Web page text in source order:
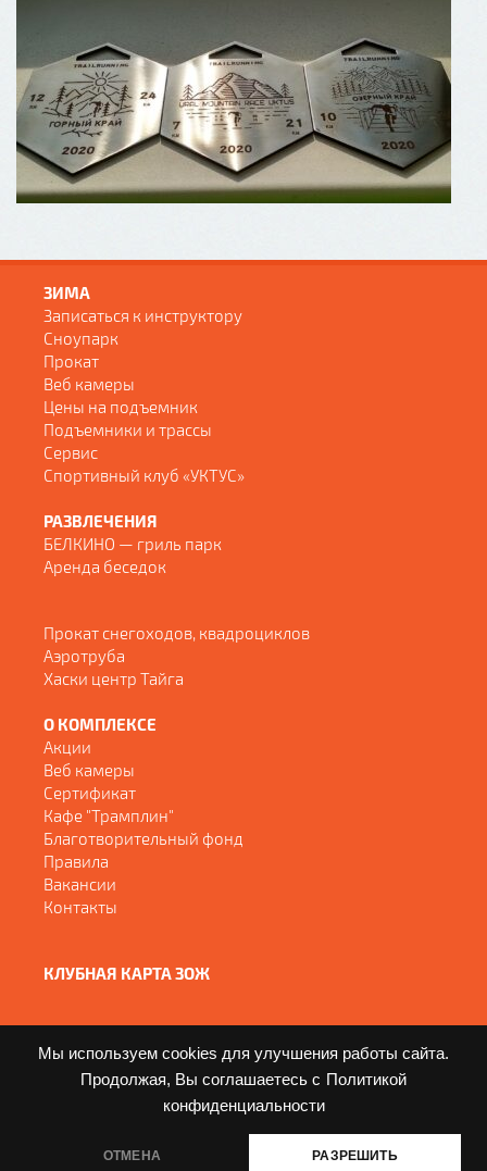
Мы используем cookies для улучшения работы сайта.
Продолжая, Вы соглашаетесь с Политикой
конфиденциальности
ОТМЕНА РАЗРЕШИТЬ
ЗИМА
Записаться к инструктору
Сноупарк
Прокат
Веб камеры
Цены на подъемник
Подъемники и трассы
Сервис
Спортивный клуб «УКТУС»
РАЗВЛЕЧЕНИЯ
БЕЛКИНО — гриль парк
Аренда беседок
Прокат снегоходов, квадроциклов
Аэротруба
Хаски центр Тайга
О КОМПЛЕКСЕ
Акции
Веб камеры
Сертификат
Кафе "Трамплин"
Благотворительный фонд
Правила
Вакансии
Контакты
КЛУБНАЯ КАРТА ЗОЖ
© Copyright - 2017-2026